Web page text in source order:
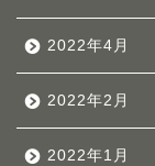
2022年4月
2022年2月
2022年1月